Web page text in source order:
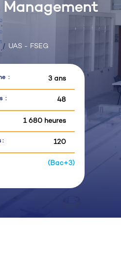
Management
UAS - FSEG
: 3 ans
: 48
1 680 heures
: 120
(Bac+3)